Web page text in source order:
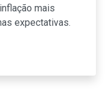
mais
expectativas.